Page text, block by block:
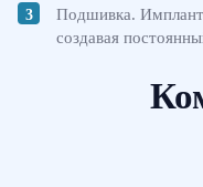
Подшивка.
создавая